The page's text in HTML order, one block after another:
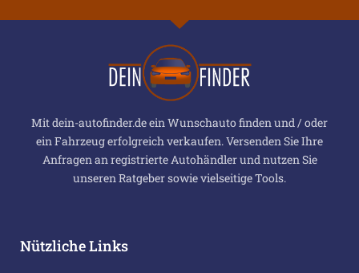
Mit dein-autofinder.de ein Wunschauto finden und / oder
ein Fahrzeug erfolgreich verkaufen. Versenden Sie Ihre
Anfragen an registrierte Autohändler und nutzen Sie
unseren Ratgeber sowie vielseitige Tools.
Nützliche Links